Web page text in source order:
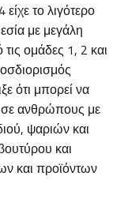
το λιγότερο
με μεγάλη
ομάδες 1, 2 και
ότι μπορεί να
σε ανθρώπους με
ψαριών και
και
και προϊόντων